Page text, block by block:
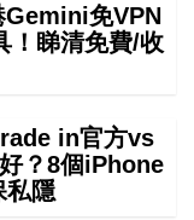
免VPN
！睇清免費/收
in官方vs
？8個iPhone
私隱